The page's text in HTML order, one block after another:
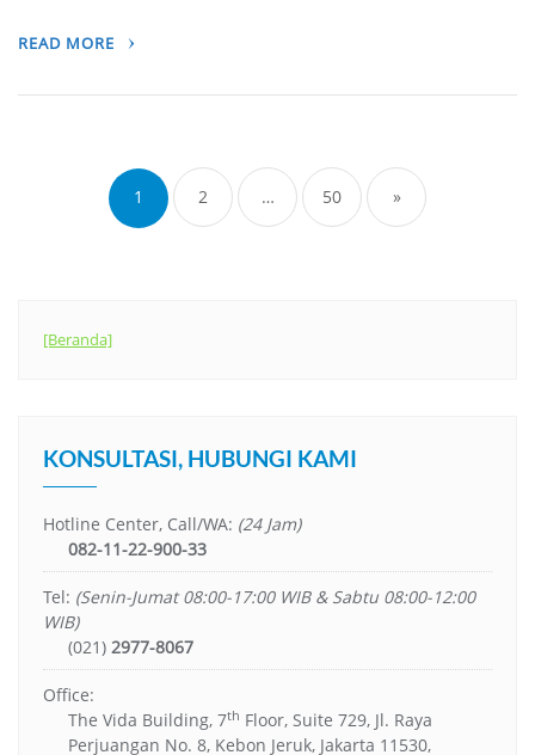
READ MORE
navigation
1 2 … 50 »
[Beranda]
KONSULTASI, HUBUNGI KAMI
Hotline Center, Call/WA: (24 Jam)
082-11-22-900-33
Tel: (Senin-Jumat 08:00-17:00 WIB & Sabtu 08:00-12:00
WIB)
(021) 2977-8067
Office:
The Vida Building, 7th Floor, Suite 729, Jl. Raya
Perjuangan No. 8, Kebon Jeruk, Jakarta 11530,